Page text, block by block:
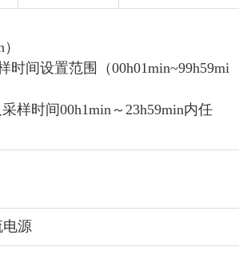
间设置范围（00h01min~99h59mi
时间00h1min～23h59min内任
源